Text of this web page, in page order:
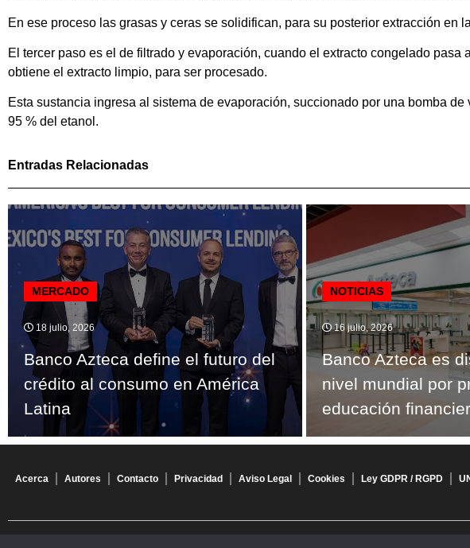
En ese proceso las grasas y ceras se solidifican, para su posterior extracción en
El tercer paso es el de filtrado y evaporación, cuando el extracto congelado
obtiene el extracto limpio, para ser procesado.
Esta sustancia ingresa al sistema de evaporación, succionado por una bomba
95 % del etanol.
Entradas Relacionadas
MERCADO
18 julio, 2026
Banco Azteca define el futuro del
crédito al consumo en América
Latina
NOTICIAS
16 julio, 2026
Banco Azteca es
nivel mundial por
educación
Acerca Autores Contacto Privacidad Aviso Legal Cookies Ley GDPR / RGPD